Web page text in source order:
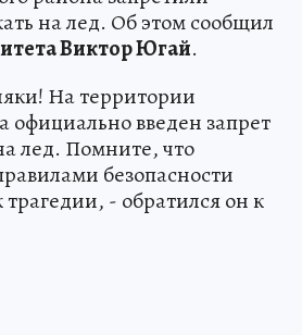
на лед. Об этом сообщил
Виктор Югай.
На территории
официально введен запрет
лед. Помните, что
безопасности
- обратился он к